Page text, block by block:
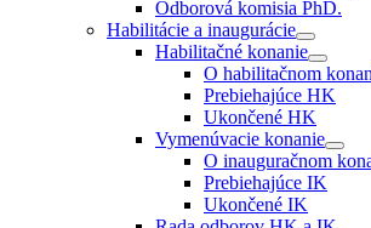
Odborová komisia PhD.
Habilitácie a inaugurácie
Habilitačné konanie
O habilitačnom
Prebiehajúce HK
Ukončené HK
Vymenúvacie konanie
O inauguračnom
Prebiehajúce IK
Ukončené IK